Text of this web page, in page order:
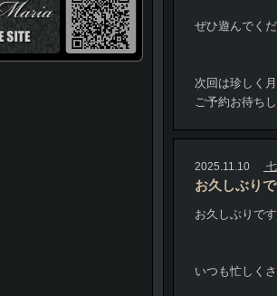
ぜひ遊んでく
次回は珍しく
ご予約お待ち
2025.11.10
お久しぶり
お久しぶりで
いつも忙しく